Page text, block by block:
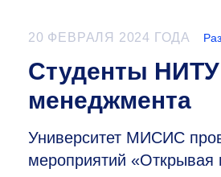
20 ФЕВРАЛЯ 2024 ГОДА
Студенты
менеджмента
Университет МИСИС
мероприятий «Открывая